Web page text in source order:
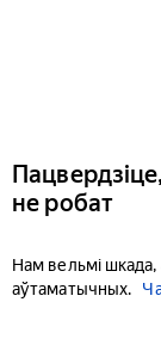
не робат
Нам вельмі
аўтаматычных.